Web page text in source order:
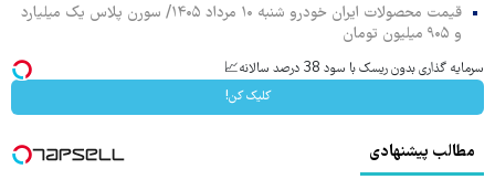
قیمت محصولات ایران خودرو شنبه ۱۰ مرداد ۱۴۰۵/ سورن پلاس یک میلیارد
و ۹۰۵ میلیون تومان
سرمایه گذاری بدون ریسک با سود 38 درصد سالانه📈
کلیک کن!
مطالب پیشنهادی